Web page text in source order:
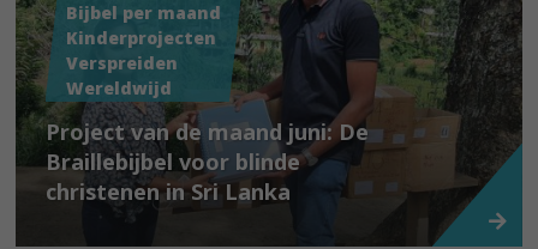
Bijbel per maand
Kinderprojecten
Verspreiden
Wereldwijd
Project van de maand juni: De
Braillebijbel voor blinde
christenen in Sri Lanka